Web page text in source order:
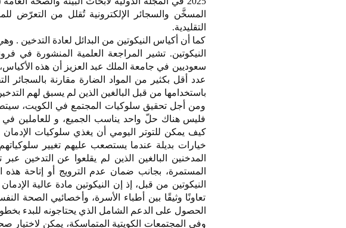
التقليدية.
كما أن أكياس النيكوتين من البدائل لعادة التدخين
سعوديين في جامعة الملك عبد العزيز أن هذه
عدد أقل بكثير من المواد الضارة مقارنة بالسجائر
باستخدامها من قبل البالغين الذين لم يسبق لهم
ومن أجل تحقيق سلوكيات المجتمع في الكويت،
فليس هناك حلّ واحد يناسب الجميع، و للعاملين
كيف يمكن للتوتر اليومي أن يغذي سلوكيات
خيارات بديلة عندما يستصعب عليهم تغيير
المدخنين البالغين الذين لم يقلعوا عن التدخين
المستمرة، بجانب ضمان عدم الترويج أو إتاحة هذه
النيكوتين من قبل، إذ إن النيكوتين مادة عالية
تعاونًا وثيقًا بين أطباء الأسرة، وأخصائيي الصحة
الحصول على الدعم الشامل الذي يحتاجونه للبدء
وفي المجتمعات الكويتية المتماسكة، يمكن لاختيارٍ